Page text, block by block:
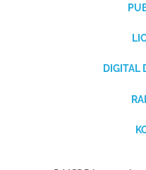
DIGITAL